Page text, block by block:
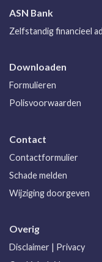
ASN Bank
Zelfstandig financieel
Downloaden
Formulieren
Polisvoorwaarden
Contact
Contactformulier
Schade melden
Wijziging doorgeven
Overig
Disclaimer | Privacy